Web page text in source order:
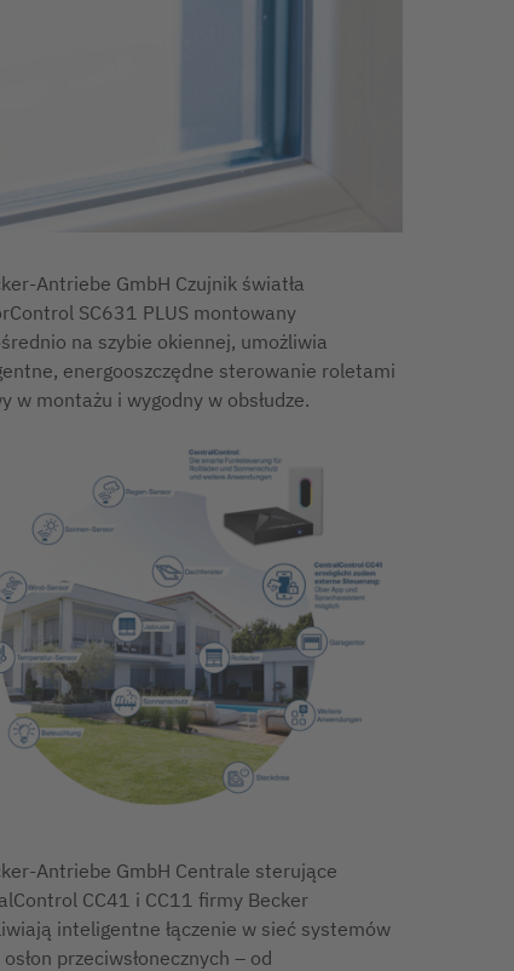
Antriebe GmbH Czujnik światła
SC631 PLUS montowany
na szybie okiennej, umożliwia
energooszczędne sterowanie roletami
w montażu i wygodny w obsłudze.
Antriebe GmbH Centrale sterujące
CC41 i CC11 firmy Becker
inteligentne łączenie w sieć systemów
przeciwsłonecznych – od